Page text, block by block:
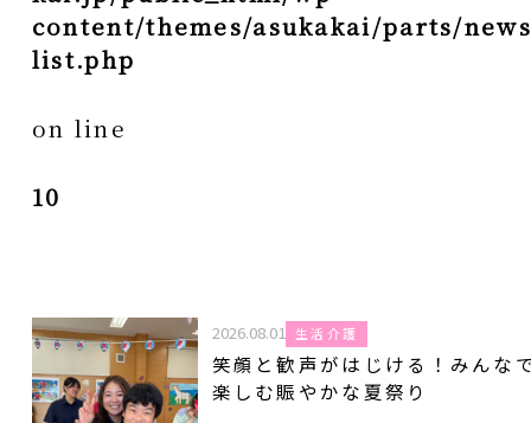
content/themes/asukakai/parts/
list.php
on line
10
2026.08.01 生活介護
笑顔と歓声がはじける！みんな
楽しむ賑やかな夏祭り